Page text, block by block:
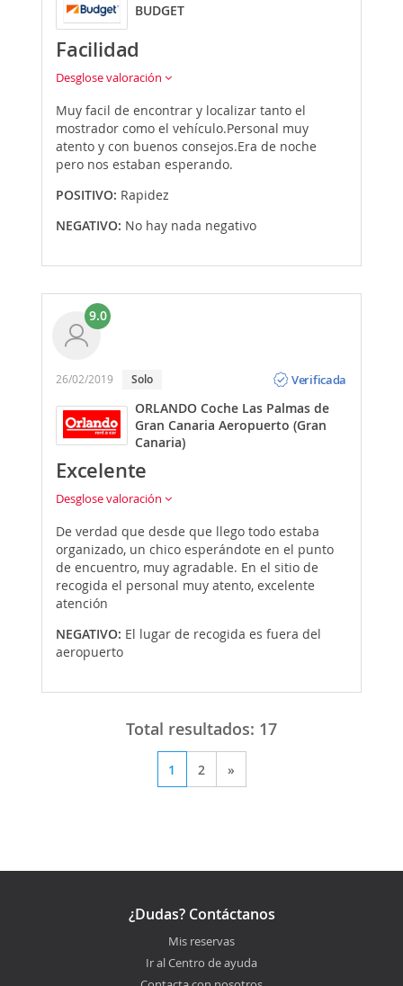
BUDGET
Facilidad
Desglose valoración
Muy facil de encontrar y localizar tanto el
mostrador como el vehículo.Personal muy
atento y con buenos consejos.Era de noche
pero nos estaban esperando.
POSITIVO: Rapidez
NEGATIVO: No hay nada negativo
9.0
26/02/2019 Solo
Verificada
ORLANDO Coche Las Palmas de
Gran Canaria Aeropuerto (Gran
Canaria)
Excelente
Desglose valoración
De verdad que desde que llego todo estaba
organizado, un chico esperándote en el punto
de encuentro, muy agradable. En el sitio de
recogida el personal muy atento, excelente
atención
NEGATIVO: El lugar de recogida es fuera del
aeropuerto
Total resultados: 17
1 2 »
¿Dudas? Contáctanos
Mis reservas
Ir al Centro de ayuda